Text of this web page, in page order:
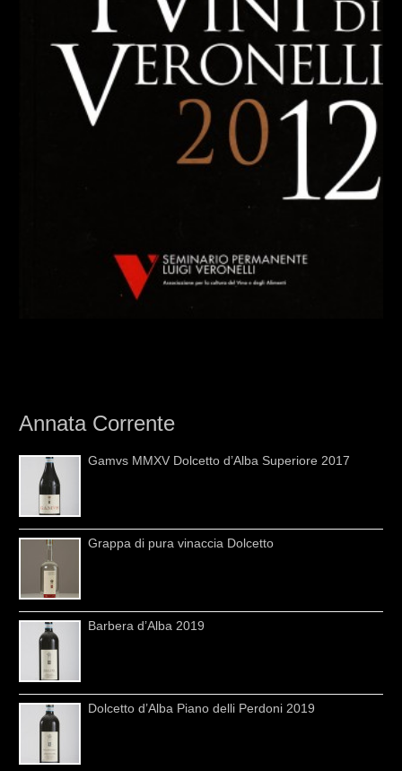
Annata Corrente
Gamvs MMXV Dolcetto d’Alba Superiore 2017
Grappa di pura vinaccia Dolcetto
Barbera d’Alba 2019
Dolcetto d’Alba Piano delli Perdoni 2019